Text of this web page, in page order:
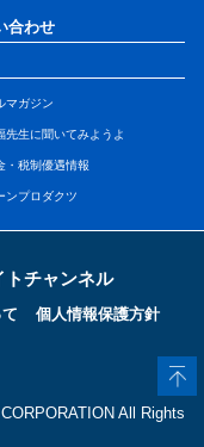
合わせ
マガジン
先生に聞いてみようよ
・税制優遇情報
ンプロダクツ
トチャンネル
個人情報保護方針
All Rights